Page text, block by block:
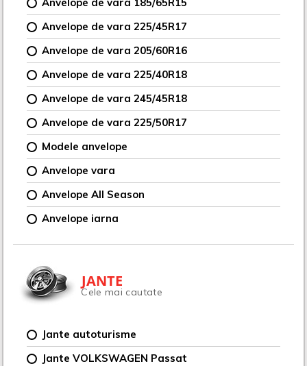
Anvelope de vara 225/45R17
Anvelope de vara 205/60R16
Anvelope de vara 225/40R18
Anvelope de vara 245/45R18
Anvelope de vara 225/50R17
Modele anvelope
Anvelope vara
Anvelope All Season
Anvelope iarna
JANTE
Cele mai cautate
Jante autoturisme
Jante VOLKSWAGEN Passat